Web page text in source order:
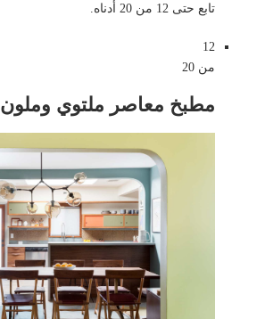
تابع حتى 12 من 20 أدناه.
12
من 20
مطبخ معاصر ملتوي وملون